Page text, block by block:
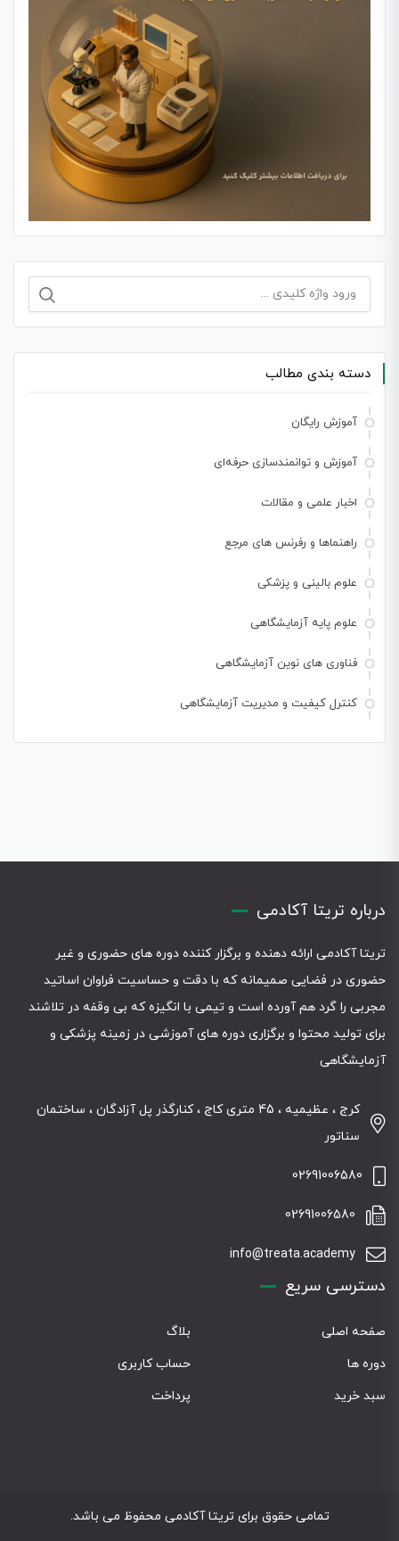
جستجو
برای:
دسته بندی مطالب
آموزش رایگان
آموزش و توانمندسازی حرفه‌ای
اخبار علمی و مقالات
راهنماها و رفرنس های مرجع
علوم بالینی و پزشکی
علوم پایه آزمایشگاهی
فناوری های نوین آزمایشگاهی
کنترل کیفیت و مدیریت آزمایشگاهی
درباره تریتا آکادمی
تریتا آکادمی ارائه دهنده و برگزار کننده دوره های حضوری و غیر
حضوری در فضایی صمیمانه که با دقت و حساسیت فراوان اساتید
مجربی را گرد هم آورده است و تیمی با انگیزه که بی وقفه در تلاشند
برای تولید محتوا و برگزاری دوره های آموزشی در زمینه پزشکی و
آزمایشگاهی
کرج ، عظیمیه ، 45 متری کاج ، کنارگذر پل آزادگان ، ساختمان
سناتور
02691006580
02691006580
info@treata.academy
دسترسی سریع
صفحه اصلی
بلاگ
دوره ها
حساب کاربری
سبد خرید
پرداخت
تمامی حقوق برای تریتا آکادمی محفوظ می باشد.